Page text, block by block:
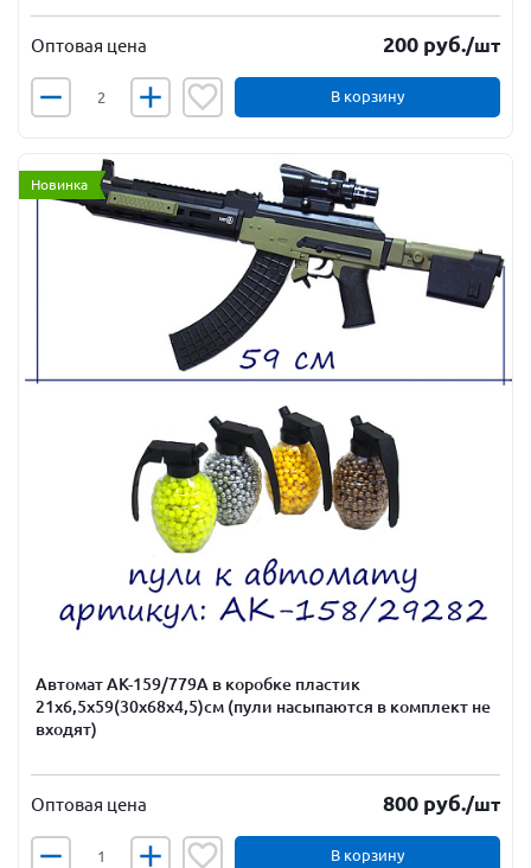
Оптовая цена 200 руб./шт
В корзину
Новинка
Автомат АК-159/779А в коробке пластик
21х6,5х59(30х68х4,5)см (пули насыпаются в комплект не
входят)
Оптовая цена 800 руб./шт
В корзину